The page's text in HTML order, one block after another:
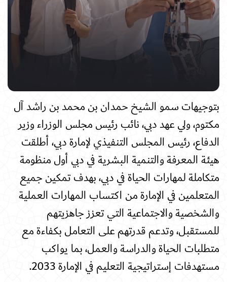
بتوجيهات سمو الشيخ حمدان بن محمد بن راشد آل
مكتوم، ولي عهد دبي، نائب رئيس مجلس الوزراء وزير
الدفاع، رئيس المجلس التنفيذي لإمارة دبي، أطلقت
هيئة المعرفة والتنمية البشرية في دبي أول منظومة
متكاملة لمهارات الحياة في دبي، بهدف تمكين جميع
المتعلمين في الإمارة من اكتساب المهارات العملية
والشخصية والاجتماعية التي تعزز جاهزيتهم
للمستقبل، وتدعم قدرتهم على التعامل بكفاءة مع
متطلبات الحياة والدراسة والعمل، بما يواكب
مستهدفات إستراتيجية التعليم في الإمارة 2033
.